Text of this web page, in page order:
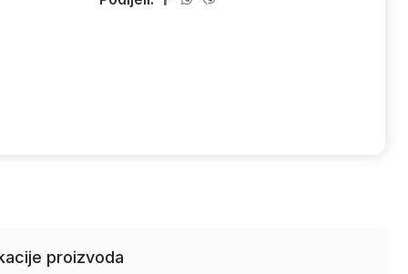
proizvoda